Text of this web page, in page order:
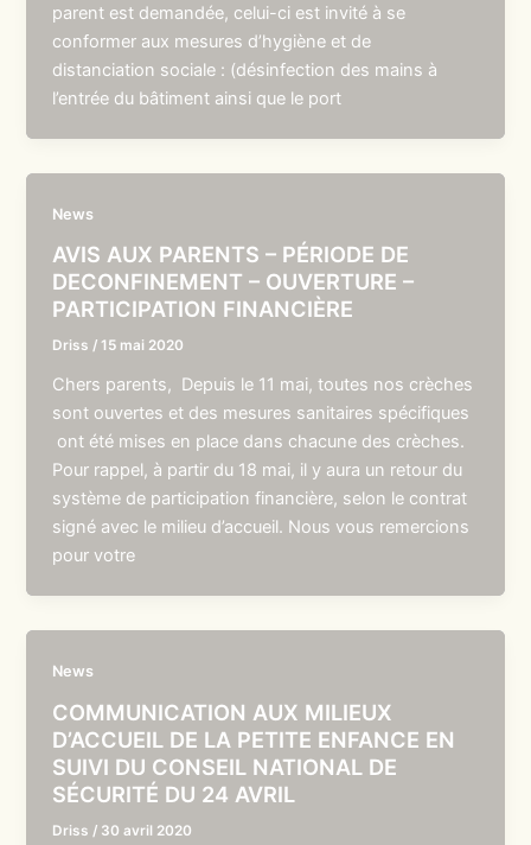
parent est demandée, celui-ci est invité à se
conformer aux mesures d’hygiène et de
distanciation sociale : (désinfection des mains à
l’entrée du bâtiment ainsi que le port
News
AVIS AUX PARENTS – PÉRIODE DE
DECONFINEMENT – OUVERTURE –
PARTICIPATION FINANCIÈRE
Driss /15 mai 2020
Chers parents, Depuis le 11 mai, toutes nos crèches
sont ouvertes et des mesures sanitaires spécifiques
ont été mises en place dans chacune des crèches.
Pour rappel, à partir du 18 mai, il y aura un retour du
système de participation financière, selon le contrat
signé avec le milieu d’accueil. Nous vous remercions
pour votre
News
COMMUNICATION AUX MILIEUX
D’ACCUEIL DE LA PETITE ENFANCE EN
SUIVI DU CONSEIL NATIONAL DE
SÉCURITÉ DU 24 AVRIL
Driss / 30 avril 2020